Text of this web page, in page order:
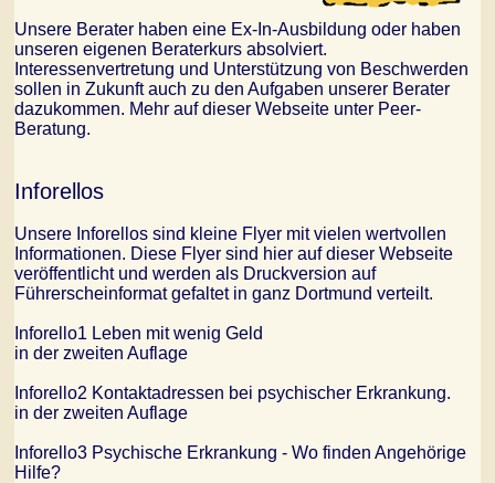
Unsere Berater haben eine Ex-In-Ausbildung oder haben
unseren eigenen Beraterkurs absolviert.
Interessenvertretung und Unterstützung von Beschwerden
sollen in Zukunft auch zu den Aufgaben unserer Berater
dazukommen. Mehr auf dieser Webseite unter Peer-
Beratung.
Inforellos
Unsere Inforellos sind kleine Flyer mit vielen wertvollen
Informationen. Diese Flyer sind hier auf dieser Webseite
veröffentlicht und werden als Druckversion auf
Führerscheinformat gefaltet in ganz Dortmund verteilt.
Inforello1 Leben mit wenig Geld
in der zweiten Auflage
Inforello2 Kontaktadressen bei psychischer Erkrankung.
in der zweiten Auflage
Inforello3 Psychische Erkrankung - Wo finden Angehörige
Hilfe?